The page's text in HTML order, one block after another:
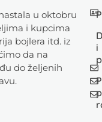
u oktobru
i kupcima
bojlera itd. iz
da na
do željenih
i